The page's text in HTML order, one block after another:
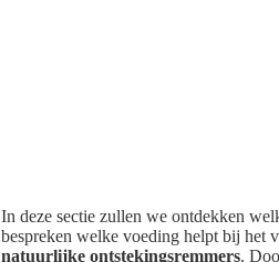
In deze sectie zullen we ontdekken
bespreken welke voeding helpt bij het
natuurlijke ontstekingsremmers.